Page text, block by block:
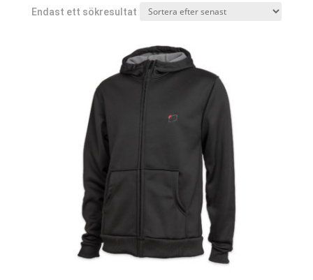
Endast ett sökresultat